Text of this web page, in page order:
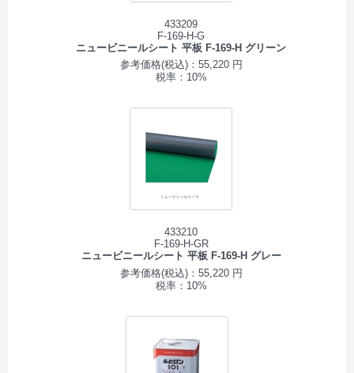
433209
F-169-H-G
ニュービニールシート 平板 F-169-H グリーン
参考価格(税込)：55,220 円
税率：10%
433210
F-169-H-GR
ニュービニールシート 平板 F-169-H グレー
参考価格(税込)：55,220 円
税率：10%